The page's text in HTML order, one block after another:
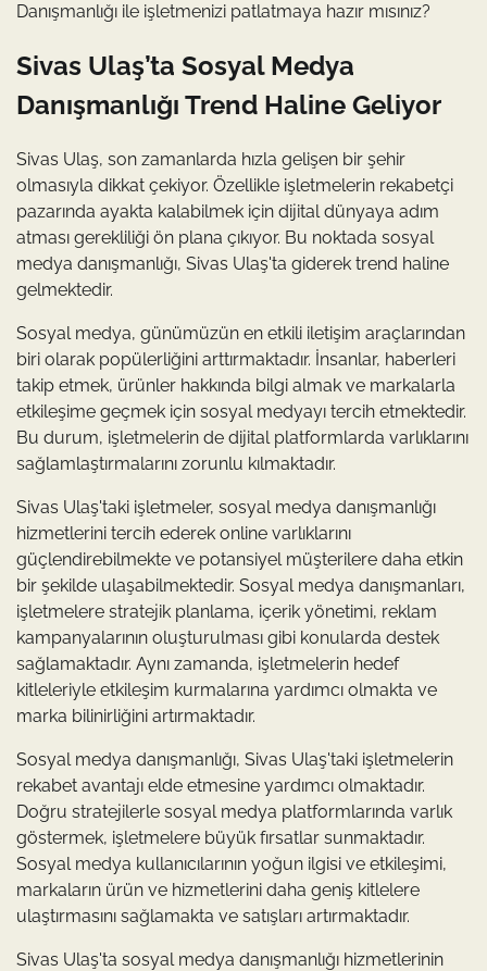
Danışmanlığı ile işletmenizi patlatmaya hazır mısınız?
Sivas Ulaş’ta Sosyal Medya
Danışmanlığı Trend Haline Geliyor
Sivas Ulaş, son zamanlarda hızla gelişen bir şehir
olmasıyla dikkat çekiyor. Özellikle işletmelerin rekabetçi
pazarında ayakta kalabilmek için dijital dünyaya adım
atması gerekliliği ön plana çıkıyor. Bu noktada sosyal
medya danışmanlığı, Sivas Ulaş'ta giderek trend haline
gelmektedir.
Sosyal medya, günümüzün en etkili iletişim araçlarından
biri olarak popülerliğini arttırmaktadır. İnsanlar, haberleri
takip etmek, ürünler hakkında bilgi almak ve markalarla
etkileşime geçmek için sosyal medyayı tercih etmektedir.
Bu durum, işletmelerin de dijital platformlarda varlıklarını
sağlamlaştırmalarını zorunlu kılmaktadır.
Sivas Ulaş'taki işletmeler, sosyal medya danışmanlığı
hizmetlerini tercih ederek online varlıklarını
güçlendirebilmekte ve potansiyel müşterilere daha etkin
bir şekilde ulaşabilmektedir. Sosyal medya danışmanları,
işletmelere stratejik planlama, içerik yönetimi, reklam
kampanyalarının oluşturulması gibi konularda destek
sağlamaktadır. Aynı zamanda, işletmelerin hedef
kitleleriyle etkileşim kurmalarına yardımcı olmakta ve
marka bilinirliğini artırmaktadır.
Sosyal medya danışmanlığı, Sivas Ulaş'taki işletmelerin
rekabet avantajı elde etmesine yardımcı olmaktadır.
Doğru stratejilerle sosyal medya platformlarında varlık
göstermek, işletmelere büyük fırsatlar sunmaktadır.
Sosyal medya kullanıcılarının yoğun ilgisi ve etkileşimi,
markaların ürün ve hizmetlerini daha geniş kitlelere
ulaştırmasını sağlamakta ve satışları artırmaktadır.
Sivas Ulaş'ta sosyal medya danışmanlığı hizmetlerinin